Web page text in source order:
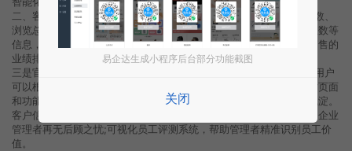
二、客户管理。销售管理者可通过BOSS管家查看客户总数、跟进总数、
浏览总数、转发总数、保存总数、点赞总数、拨打电话总数、咨询总数等
信息，同时也可更直观查看客户漏斗、销售漏斗、小程序流量以及销售的
业绩排名，全面掌握销售进程及销售情况。
三是官网搭建。超推BOSS管理根据行业不同，提供了丰富的模板。用户
可以根据自己的行业特点和需求去选择自己想要的小程序模板，同时页面
和功能也可以拖拽式自由定义，无需开发，无需懂编程。四是数据沉淀。
客户信息高效沉淀为企业固定资产，员工离职可一键交接客户资源，企业
管理者再无后顾之忧;可视化员工评测系统，帮助管理者精准识别员工价
值。
易企达生成小程序后台部分功能截图
关闭